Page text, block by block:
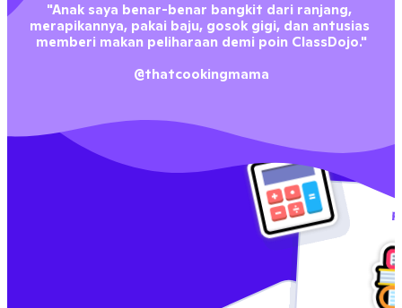
"Anak saya benar-benar bangkit dari ranjang,
merapikannya, pakai baju, gosok gigi, dan antusias
memberi makan peliharaan demi poin ClassDojo."
@thatcookingmama